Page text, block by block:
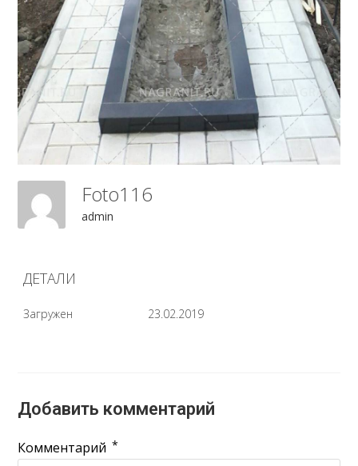
Foto116
admin
ДЕТАЛИ
Загружен 23.02.2019
Добавить комментарий
Комментарий *